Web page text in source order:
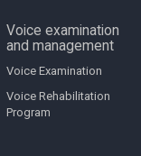
Voice examination
and management
Voice Examination
Voice Rehabilitation
Program